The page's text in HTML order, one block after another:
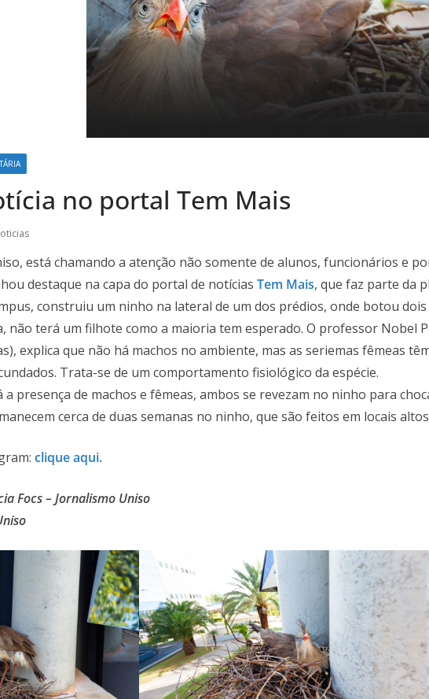
no portal Tem Mais
está chamando a atenção não somente de alunos, funcionários e
destaque na capa do portal de notícias Tem Mais, que faz parte da
construiu um ninho na lateral de um dos prédios, onde botou
não terá um filhote como a maioria tem esperado. O professor Nobel
explica que não há machos no ambiente, mas as seriemas fêmeas
Trata-se de um comportamento fisiológico da espécie.
a presença de machos e fêmeas, ambos se revezam no ninho para
cerca de duas semanas no ninho, que são feitos em locais
clique aqui.
Focs – Jornalismo Uniso